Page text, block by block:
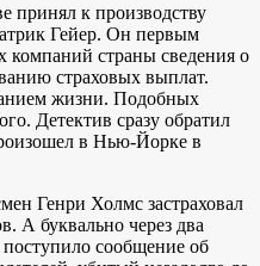
принял к производству
Гейер. Он первым
компаний страны сведения о
страховых выплат.
жизни. Подобных
Детектив сразу обратил
в Нью-Йорке в
Генри Холмс застраховал
А буквально через два
сообщение об